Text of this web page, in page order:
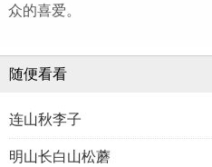
众的喜爱。
随便看看
连山秋李子
明山长白山松蘑